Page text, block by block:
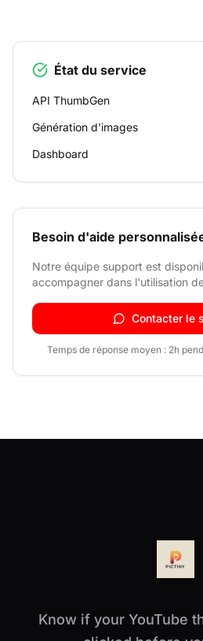
État du service
API ThumbGen
Génération d'images
Dashboard
Besoin d'aide
Notre équipe support est
accompagner dans l'utilisation
Contacter le
Temps de réponse moyen : 2h
Know if your YouTube